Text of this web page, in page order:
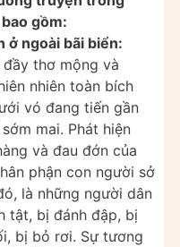
gồm:
ở ngoài bãi biển:
thơ mộng và
nhiên toàn bích
vó đang tiến gần
mai. Phát hiện
và đau đớn của
phận con người sở
là những người dân
tật, bị đánh đập, bị
bị bỏ rơi. Sự tương